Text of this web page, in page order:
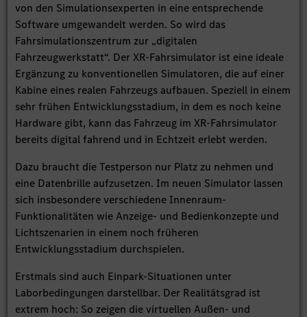
von den Simulationsexperten in eine entsprechende
Software umgewandelt werden. So wird das
Fahrsimulationszentrum zur „digitalen
Fahrzeugwerkstatt“. Der XR-Fahrsimulator ist eine ideale
Ergänzung zu konventionellen Simulatoren, die auf einer
Kabine eines realen Fahrzeugs aufbauen. Speziell in einem
sehr frühen Entwicklungsstadium, in dem es noch keine
Hardware gibt, kann das Fahrzeug im XR-Fahrsimulator
bereits digital fahrend und in Echtzeit erlebt werden.
Dazu braucht die Testperson nur Platz zu nehmen und
eine Datenbrille aufzusetzen. Im neuen Simulator lassen
sich insbesondere verschiedene Innenraum-
Funktionalitäten wie Anzeige- und Bedienkonzepte und
Lichtszenarien in einem noch früheren
Entwicklungsstadium durchspielen.
Erstmals sind auch Einpark-Situationen unter
Laborbedingungen darstellbar. Der Realitätsgrad ist
extrem hoch: So zeigen die virtuellen Außen- und